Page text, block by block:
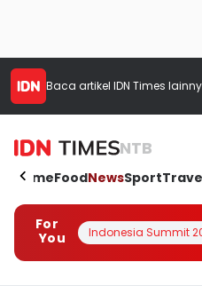
Baca artikel IDN Times
NTB
HomeFoodNewsSport
For
You
Indonesia Summit